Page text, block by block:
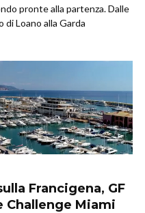
pronte alla partenza. Dalle
di Loano alla Garda
Francigena, GF
Challenge Miami